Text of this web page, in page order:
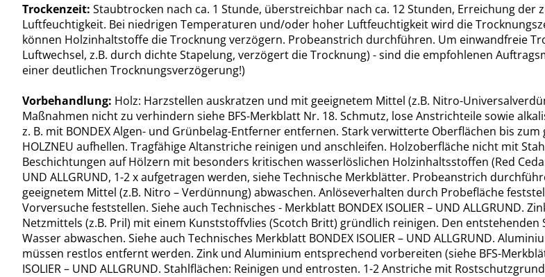
Trockenzeit: Staubtrocken nach ca. 1 Stunde, überstreichbar nach ca. 12 Stunden, Erreichung der
Luftfeuchtigkeit. Bei niedrigen Temperaturen und/oder hoher Luftfeuchtigkeit wird die
können Holzinhaltstoffe die Trocknung verzögern. Probeanstrich durchführen. Um einwandfreie
Luftwechsel, z.B. durch dichte Stapelung, verzögert die Trocknung) - sind die empfohlenen
einer deutlichen Trocknungsverzögerung!)
Vorbehandlung: Holz: Harzstellen auskratzen und mit geeignetem Mittel (z.B. Nitro-
Maßnahmen nicht zu verhindern siehe BFS-Merkblatt Nr. 18. Schmutz, lose Anstrichteile sowie
z. B. mit BONDEX Algen- und Grünbelag-Entferner entfernen. Stark verwitterte Oberflächen bis
HOLZNEU aufhellen. Tragfähige Altanstriche reinigen und anschleifen. Holzoberfläche nicht mit
Beschichtungen auf Hölzern mit besonders kritischen wasserlöslichen Holzinhaltsstoffen (Red
UND ALLGRUND, 1-2 x aufgetragen werden, siehe Technische Merkblätter. Probeanstrich
geeignetem Mittel (z.B. Nitro – Verdünnung) abwaschen. Anlöseverhalten durch Probefläche
Vorversuche feststellen. Siehe auch Technisches - Merkblatt BONDEX ISOLIER – UND ALLGRUND.
Netzmittels (z.B. Pril) mit einem Kunststoffvlies (Scotch Britt) gründlich reinigen. Den
Wasser abwaschen. Siehe auch Technisches Merkblatt BONDEX ISOLIER – UND ALLGRUND.
müssen restlos entfernt werden. Zink und Aluminium entsprechend vorbereiten (siehe BFS-
ISOLIER – UND ALLGRUND. Stahlflächen: Reinigen und entrosten. 1-2 Anstriche mit